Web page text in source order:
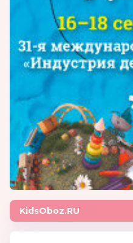
KidsOboz.RU